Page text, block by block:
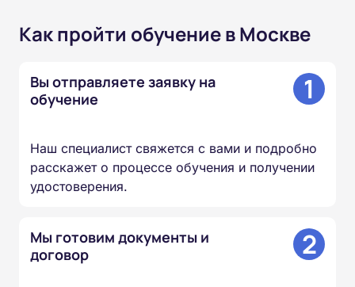
Как пройти обучение в Москве
Вы отправляете заявку на
обучение
1
Наш специалист свяжется с вами и подробно
расскажет о процессе обучения и получении
удостоверения.
Мы готовим документы и
договор
2